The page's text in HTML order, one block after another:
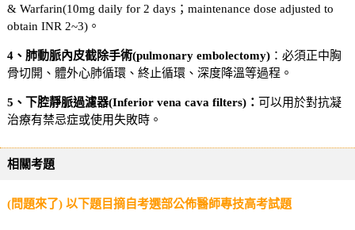
& Warfarin(10mg daily for 2 days；maintenance dose adjusted to
obtain INR 2~3)。
4、肺動脈內皮截除手術(pulmonary embolectomy)：必須正中胸
骨切開、體外心肺循環、終止循環、深度降溫等過程。
5、下腔靜脈過濾器(Inferior vena cava filters)： 可以用於對抗凝
治療有禁忌症或使用失敗時。
相關考題
(問題來了) 以下題目摘自考選部公佈醫師專技高考試題